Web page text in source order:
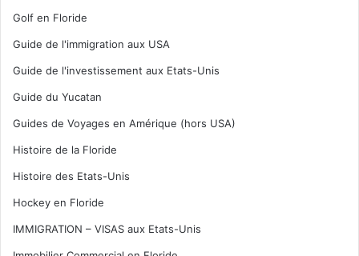
Golf en Floride
Guide de l'immigration aux USA
Guide de l'investissement aux Etats-Unis
Guide du Yucatan
Guides de Voyages en Amérique (hors USA)
Histoire de la Floride
Histoire des Etats-Unis
Hockey en Floride
IMMIGRATION – VISAS aux Etats-Unis